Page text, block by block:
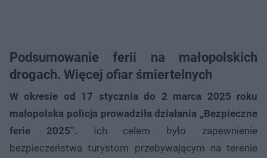
Podsumowanie ferii na małopolskich
drogach. Więcej ofiar śmiertelnych
W okresie od 17 stycznia do 2 marca 2025 roku
małopolska policja prowadziła działania „Bezpieczne
ferie 2025”. Ich celem było zapewnienie
bezpieczeństwa turystom przebywającym na terenie